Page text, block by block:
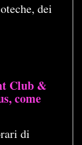
dei
Club &
come
di